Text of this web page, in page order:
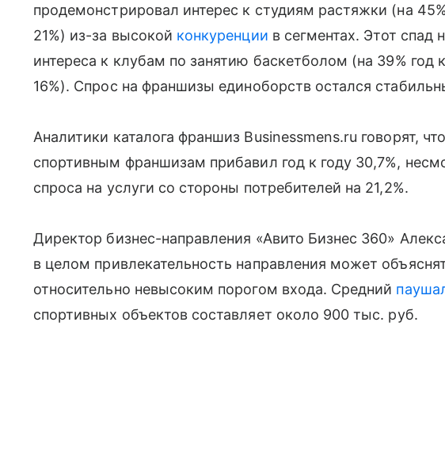
продемонстрировал интерес к студиям растяжки (на
21%) из-за высокой конкуренции в сегментах. Этот спад
интереса к клубам по занятию баскетболом (на 39% год
16%). Спрос на франшизы единоборств остался
Аналитики каталога франшиз Businessmens.ru говорят,
спортивным франшизам прибавил год к году 30,7%,
спроса на услуги со стороны потребителей на 21,2%.
Директор бизнес-направления «Авито Бизнес 360»
в целом привлекательность направления может
относительно невысоким порогом входа. Средний
спортивных объектов составляет около 900 тыс. руб.